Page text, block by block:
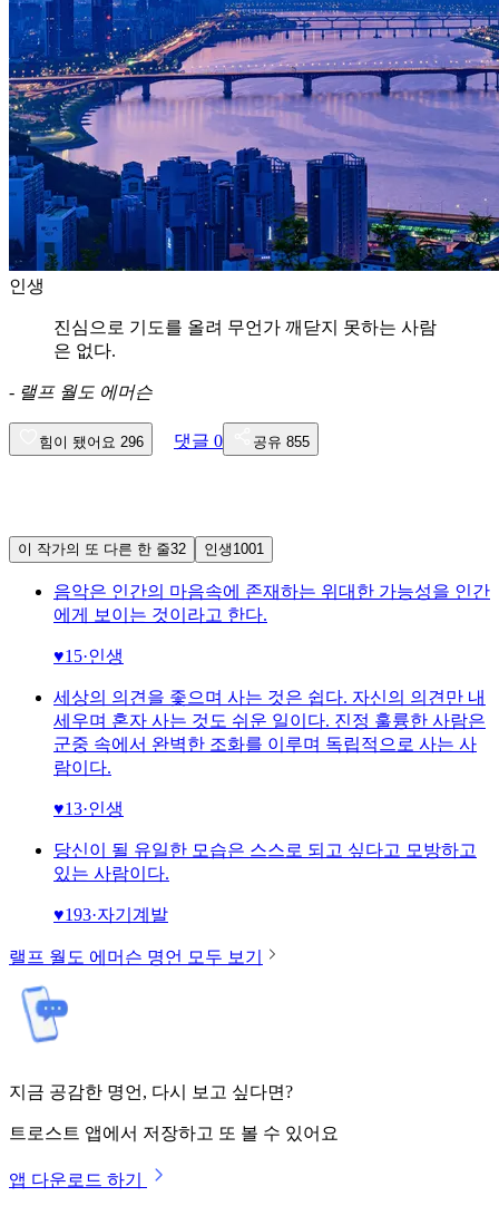
인생
진심으로 기도를 올려 무언가 깨닫지 못하는 사람
은 없다.
- 랠프 월도 에머슨
힘이 됐어요 296 댓글 0 공유 855
이 작가의 또 다른 한 줄32 인생1001
음악은 인간의 마음속에 존재하는 위대한 가능성을 인간
에게 보이는 것이라고 한다.
♥15·인생
세상의 의견을 좇으며 사는 것은 쉽다. 자신의 의견만 내
세우며 혼자 사는 것도 쉬운 일이다. 진정 훌륭한 사람은
군중 속에서 완벽한 조화를 이루며 독립적으로 사는 사
람이다.
♥13·인생
당신이 될 유일한 모습은 스스로 되고 싶다고 모방하고
있는 사람이다.
♥193·자기계발
랠프 월도 에머슨 명언 모두 보기
지금 공감한 명언, 다시 보고 싶다면?
트로스트 앱에서 저장하고 또 볼 수 있어요
앱 다운로드 하기